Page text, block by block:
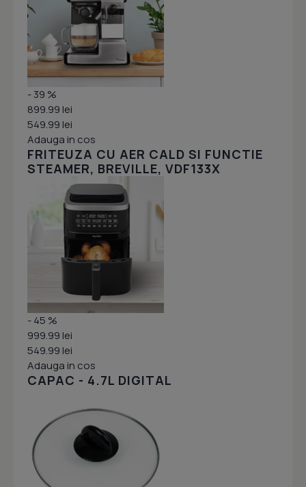
- 39 %
899.99 lei
549.99 lei
Adauga in cos
FRITEUZA CU AER CALD SI FUNCTIE
STEAMER, BREVILLE, VDF133X
- 45 %
999.99 lei
549.99 lei
Adauga in cos
CAPAC - 4.7L DIGITAL